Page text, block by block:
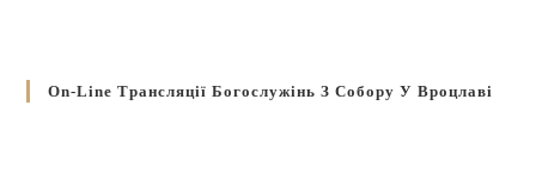
On-Line Трансляції Богослужінь З Собору У Вроцлаві